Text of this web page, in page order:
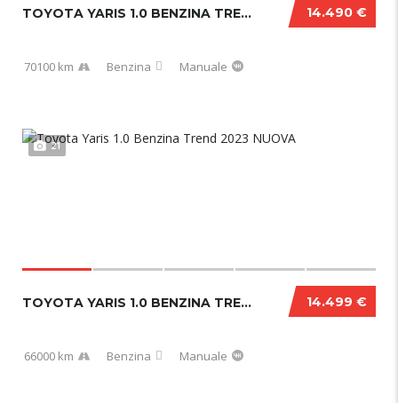
14.490 €
TOYOTA YARIS 1.0 BENZINA TREND 2023
70100 km Benzina Manuale
21
14.499 €
TOYOTA YARIS 1.0 BENZINA TREND 2023 NUOVA
66000 km Benzina Manuale